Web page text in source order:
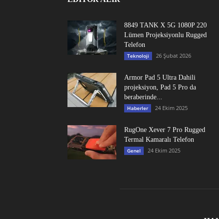
8849 TANK X 5G 1080P 220
Lümen Projeksiyonlu Rugged
Telefon
Teknoloji 26 Şubat 2026
Armor Pad 5 Ultra Dahili
projeksiyon, Pad 5 Pro da
beraberinde...
Haberler 24 Ekim 2025
RugOne Xever 7 Pro Rugged
Termal Kamaralı Telefon
Genel 24 Ekim 2025